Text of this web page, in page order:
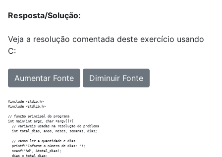
Resposta/Solução:
Veja a resolução comentada deste exercício usando
C:
Aumentar Fonte Diminuir Fonte
#include <stdio.h>
#include <stdlib.h>
// função principal do programa
int main(int argc, char *argv[]){
  // variáveis usadas na resolução do problema
  int total_dias, anos, meses, semanas, dias;
  // vamos ler a quantidade e dias
  printf("Informe o número de dias: ");
  scanf("%d", &total_dias);
  dias = total_dias;